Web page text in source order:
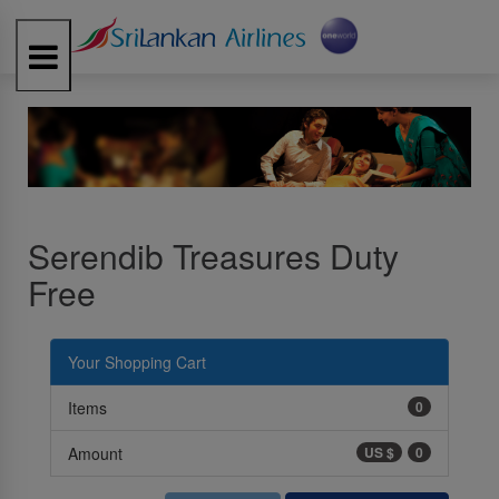
Toggle
navigation
Serendib Treasures Duty
Free
Your Shopping Cart
0
Items
0
US $
Amount